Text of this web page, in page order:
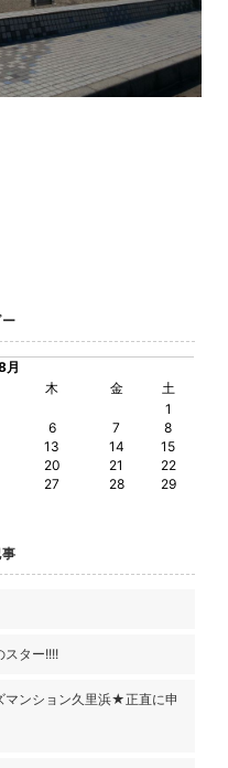
月
木 金
土
1
6 7
8
13 14
15
20 21
22
27 28
29
ター!!!!
ンション久里浜★正直に申